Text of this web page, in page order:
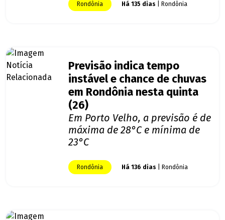
Rondônia Há 135 dias | Rondônia
Previsão indica tempo
instável e chance de chuvas
em Rondônia nesta quinta
(26)
Em Porto Velho, a previsão é de
máxima de 28°C e mínima de
23°C
Rondônia Há 136 dias | Rondônia